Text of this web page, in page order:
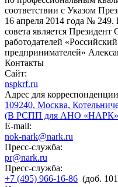
соответствии с Указом
16 апреля 2014 года №
совета является
работодателей
предпринимателей»
Контакты
Сайт:
nspkrf.ru
Адрес для
109240, Москва,
(В РСПП для АНО
E-mail:
nok-nark@nark.ru
Пресс-служба:
pr@nark.ru
Пресс-служба:
+7 (495) 966-16-86 (доб.